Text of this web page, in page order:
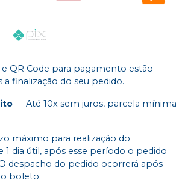
e QR Code para pagamento estão
a finalização do seu pedido.
- Até 10x sem juros, parcela mínima
máximo para realização do
1 dia útil, após esse período o pedido
despacho do pedido ocorrerá após
boleto.